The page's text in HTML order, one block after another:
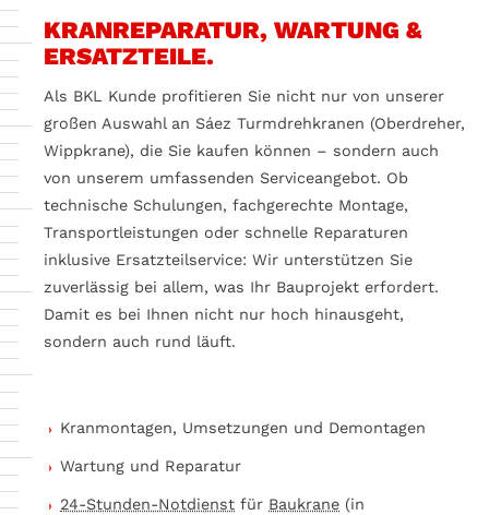
KRANREPARATUR, WARTUNG &
ERSATZTEILE.
Als BKL Kunde profitieren Sie nicht nur von unserer
großen Auswahl an Sáez Turmdrehkranen (Oberdreher,
Wippkrane), die Sie kaufen können – sondern auch
von unserem umfassenden Serviceangebot. Ob
technische Schulungen, fachgerechte Montage,
Transportleistungen oder schnelle Reparaturen
inklusive Ersatzteilservice: Wir unterstützen Sie
zuverlässig bei allem, was Ihr Bauprojekt erfordert.
Damit es bei Ihnen nicht nur hoch hinausgeht,
sondern auch rund läuft.
Kranmontagen, Umsetzungen und Demontagen
Wartung und Reparatur
24-Stunden-Notdienst für Baukrane (in